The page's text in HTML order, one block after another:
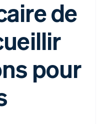
à
des
de
de
pour